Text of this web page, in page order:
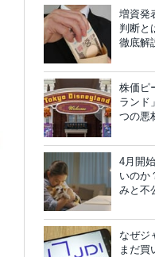
増資発
判断と
徹底解
株価ピ
ランド
つの悪
4月開
いのか
みと不
なぜジ
まだ買